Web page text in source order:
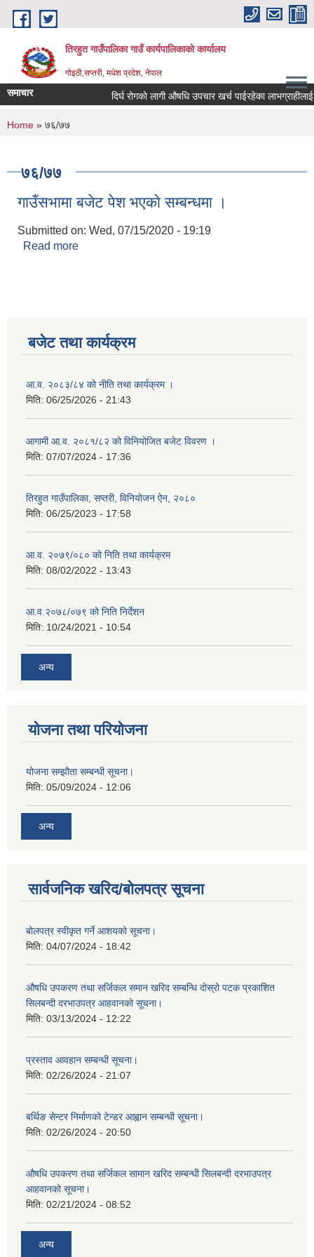
Skip to main content
तिरहुत गाउँपालिका गाउँ कार्यपालिकाकाे कार्यालय
गाेइठी,सप्तरी, मधेश प्रदेश, नेपाल
समाचार दिर्घ रोगको लागी औषधि उपचार खर्च पाईरहेका
You are here
Home » ७६/७७
७६/७७
गाउँसभामा बजेट पेश भएकाे सम्बन्धमा ।
Submitted on: Wed, 07/15/2020 - 19:19
Read more
बजेट तथा कार्यक्रम
आ.व. २०८३/८४ को नीति तथा कार्यक्रम ।
मिति: 06/25/2026 - 21:43
आगामी आ.व. २०८१/८२ को विनियोजित बजेट विवरण ।
मिति: 07/07/2024 - 17:36
तिरहुत गाउँपालिका, सप्तरी, विनियोजन ऐन, २०८०
मिति: 06/25/2023 - 17:58
आ.व. २०७९/०८० काे निति तथा कार्यक्रम
मिति: 08/02/2022 - 13:43
आ.व.२०७८/०७९ काे निति निर्देशन
मिति: 10/24/2021 - 10:54
अन्य
योजना तथा परियोजना
योजना सम्झौता सम्बन्धी सूचना।
मिति: 05/09/2024 - 12:06
अन्य
सार्वजनिक खरिद/बोलपत्र सूचना
बोलपत्र स्वीकृत गर्ने आशयको सूचना।
मिति: 04/07/2024 - 18:42
औषधि उपकरण तथा सर्जिकल समान खरिद सम्बन्धि दोस्रो पटक प्रकाशित
सिलबन्दी दरभाउपत्र आहवानको सूचना।
मिति: 03/13/2024 - 12:22
प्रस्ताव आवहान सम्बन्धी सूचना।
मिति: 02/26/2024 - 21:07
बर्थिङ सेन्टर निर्माणको टेन्डर आह्वान सम्बन्धी सूचना।
मिति: 02/26/2024 - 20:50
औषधि उपकरण तथा सर्जिकल सामान खरिद सम्बन्धी सिलबन्दी दरभाउपत्र
आहवानको सूचना।
मिति: 02/21/2024 - 08:52
अन्य